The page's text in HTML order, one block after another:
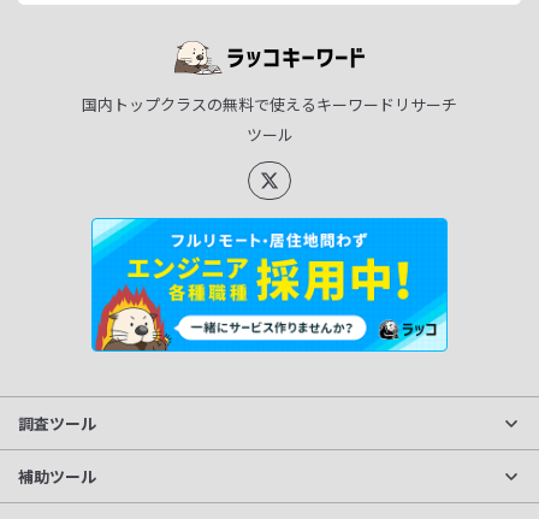
国内トップクラスの無料で使えるキーワードリサーチ
ツール
調査ツール
サイト分析
補助ツール